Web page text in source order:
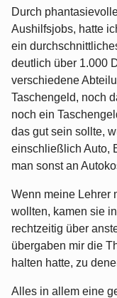
Durch
Aushilfsjobs, hatte
ein
deutlich über 1.000
verschiedene
Taschengeld, noch
noch ein
das gut sein sollte,
einschließlich Auto,
man sonst an
Wenn meine Lehrer
wollten, kamen sie
rechtzeitig über
übergaben mir die
halten hatte, zu
Alles in allem eine